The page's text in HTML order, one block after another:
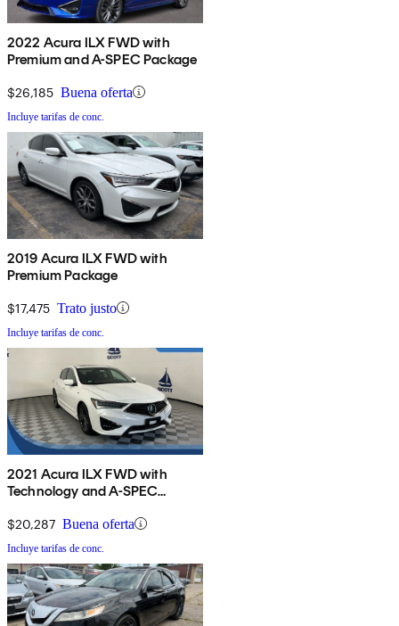
2022 Acura ILX FWD with
Premium and A-SPEC Package
$26,185 Buena oferta
Incluye tarifas de conc.
2019 Acura ILX FWD with
Premium Package
$17,475 Trato justo
Incluye tarifas de conc.
2021 Acura ILX FWD with
Technology and A-SPEC
$20,287 Buena oferta
Incluye tarifas de conc.